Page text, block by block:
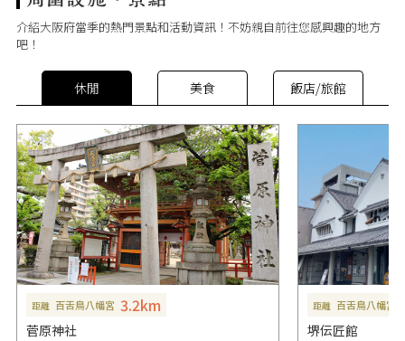
介紹大阪府當季的熱門景點和活動資訊！不妨親自前往您感興趣的地方
吧！
休閒 美食 飯店/旅館
距離 百舌鳥八幡宮 3.2km
菅原神社
距離 百舌鳥八幡宮
堺伝匠館